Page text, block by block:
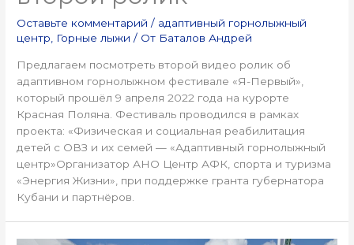
Оставьте комментарий / адаптивный горнолыжный
центр, Горные лыжи / От Баталов Андрей
Предлагаем посмотреть второй видео ролик об
адаптивном горнолыжном фестивале «Я-Первый»,
который прошёл 9 апреля 2022 года на курорте
Красная Поляна. Фестиваль проводился в рамках
проекта: «Физическая и социальная реабилитация
детей с ОВЗ и их семей — «Адаптивный горнолыжный
центр»Организатор АНО Центр АФК, спорта и туризма
«Энергия Жизни», при поддержке гранта губернатора
Кубани и партнёров.